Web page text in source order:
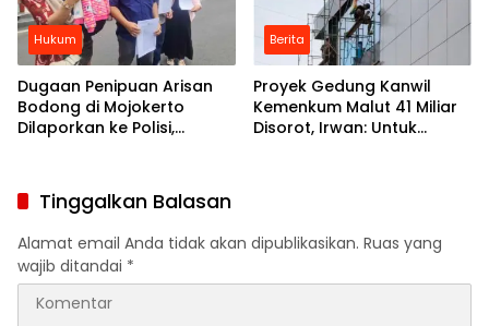
Hukum
Dugaan Penipuan Arisan
Bodong di Mojokerto
Dilaporkan ke Polisi,
Berita
Proyek Gedung Kanwil
Kemenkum Malut 41 Miliar
Disorot, Irwan: Untuk
Tinggalkan Balasan
Alamat email Anda tidak akan dipublikasikan. Ruas yang
wajib ditandai *